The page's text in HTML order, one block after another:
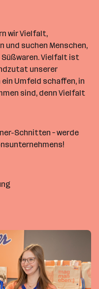
wir Vielfalt,
und suchen Menschen,
Vielfalt ist
unserer
Umfeld schaffen, in
sind, denn Vielfalt
Schnitten – werde